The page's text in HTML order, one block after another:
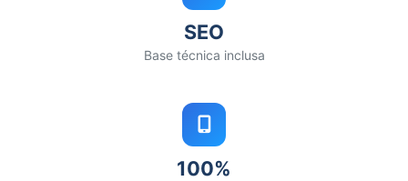
SEO
Base técnica inclusa
100%